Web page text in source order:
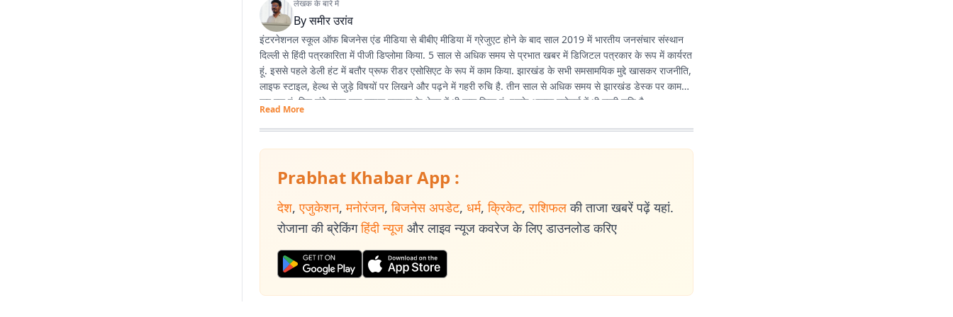
लेखक के बारे में
Byसमीर उरांव
इंटरनेशनल स्कूल ऑफ बिजनेस एंड मीडिया से बीबीए मीडिया में ग्रेजुएट होने के बाद साल 2019 में भारतीय जनसंचार संस्थान
दिल्ली से हिंदी पत्रकारिता में पीजी डिप्लोमा किया. 5 साल से अधिक समय से प्रभात खबर में डिजिटल पत्रकार के रूप में कार्यरत
हूं. इससे पहले डेली हंट में बतौर प्रूफ रीडर एसोसिएट के रूप में काम किया. झारखंड के सभी समसामयिक मुद्दे खासकर राजनीति,
लाइफ स्टाइल, हेल्थ से जुड़े विषयों पर लिखने और पढ़ने में गहरी रुचि है. तीन साल से अधिक समय से झारखंड डेस्क पर काम
कर रहा हूं. फिर लंबे समय तक लाइफ स्टाइल के क्षेत्र में भी काम किया हूं. इसके अलावा स्पोर्ट्स में भी गहरी रुचि है.
Read More
Prabhat Khabar App :
देश, एजुकेशन, मनोरंजन, बिजनेस अपडेट, धर्म, क्रिकेट, राशिफल की ताजा खबरें पढ़ें यहां.
रोजाना की ब्रेकिंग हिंदी न्यूज और लाइव न्यूज कवरेज के लिए डाउनलोड करिए